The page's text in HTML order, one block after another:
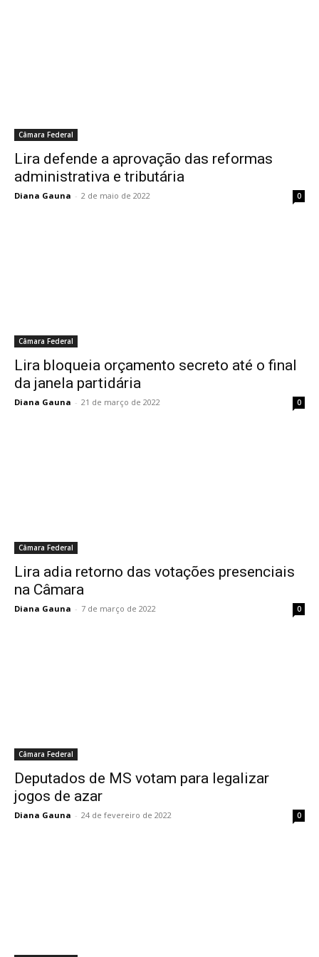
Câmara Federal
Lira defende a aprovação das reformas
administrativa e tributária
Diana Gauna - 2 de maio de 2022 0
Câmara Federal
Lira bloqueia orçamento secreto até o final
da janela partidária
Diana Gauna - 21 de março de 2022 0
Câmara Federal
Lira adia retorno das votações presenciais
na Câmara
Diana Gauna - 7 de março de 2022 0
Câmara Federal
Deputados de MS votam para legalizar
jogos de azar
Diana Gauna - 24 de fevereiro de 2022 0